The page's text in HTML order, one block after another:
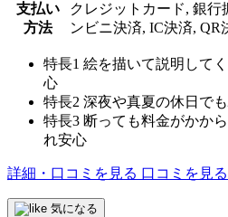
支払い
方法
クレジットカード, 銀行
ンビニ決済, IC決済, QR
特長1 絵を描いて説明して
心
特長2 深夜や真夏の休日で
特長3 断っても料金がかか
れ安心
詳細・口コミを見る 口コミを見る
気になる